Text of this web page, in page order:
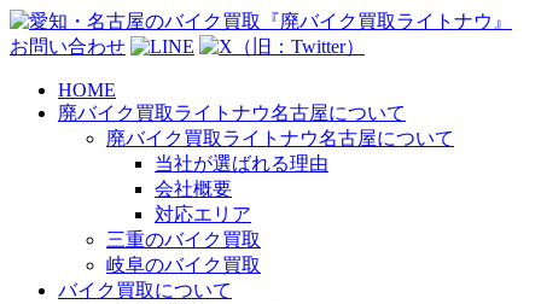
お問い合わせ
HOME
廃バイク買取ライトナウ名古屋について
廃バイク買取ライトナウ名古屋について
当社が選ばれる理由
会社概要
対応エリア
三重のバイク買取
岐阜のバイク買取
バイク買取について